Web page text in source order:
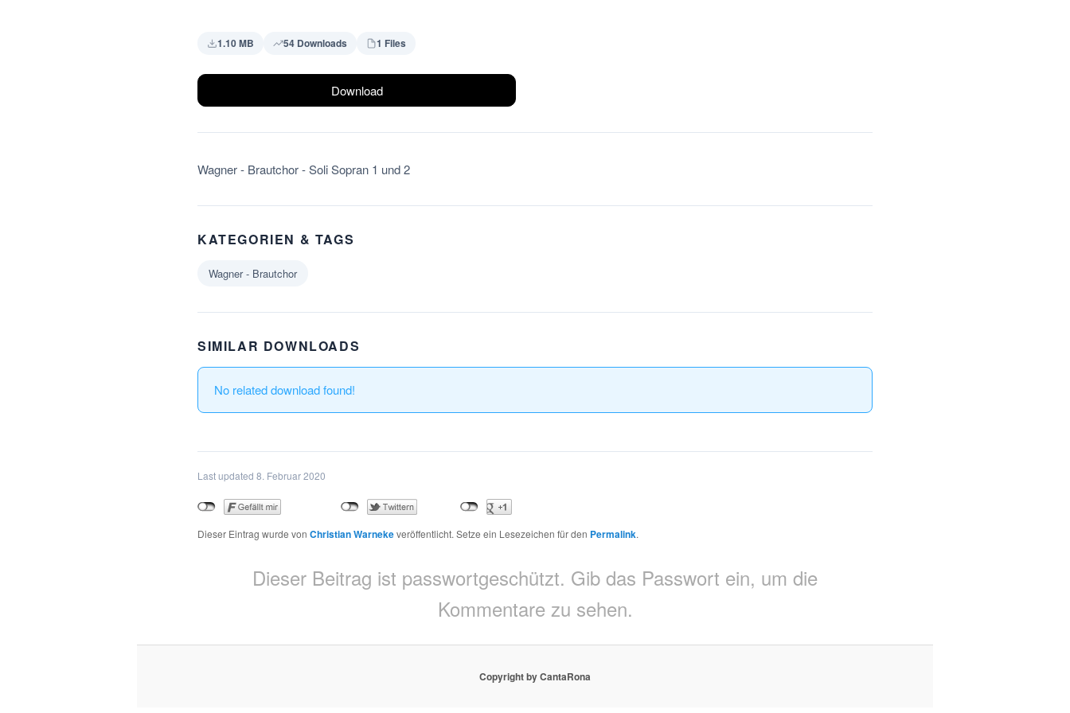
1.10 MB 54 Downloads 1 Files
Download
Wagner - Brautchor - Soli Sopran 1 und 2
KATEGORIEN & TAGS
Wagner - Brautchor
SIMILAR DOWNLOADS
No related download found!
Last updated 8. Februar 2020
Dieser Eintrag wurde von Christian Warnekeveröffentlicht. Setze ein Lesezeichen für den Permalink.
Dieser Beitrag ist passwortgeschützt. Gib das Passwort ein, um die
Kommentare zu sehen.
Copyright by CantaRona